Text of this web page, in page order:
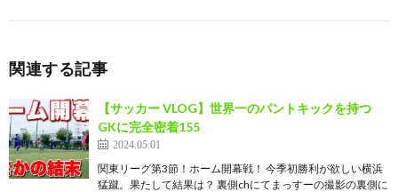
関連する記事
【サッカー VLOG】世界一のパントキックを持つ
GKに完全密着155
2024.05.01
関東リーグ第3節！ホーム開幕戦！ 今季初勝利が欲しい横浜
猛蹴。果たして結果は？ 裏側chにてまっすーの撮影の裏側に